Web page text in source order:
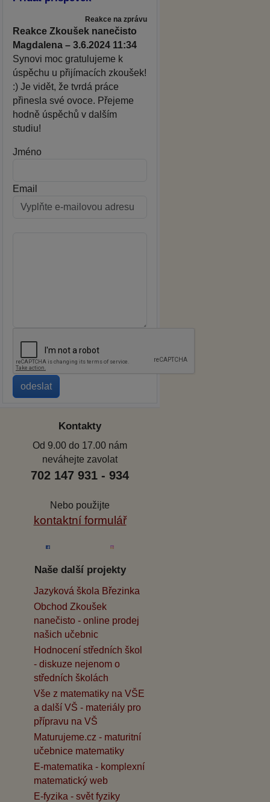
Reakce na zprávu
Reakce Zkoušek nanečisto
Magdalena – 3.6.2024 11:34
Synovi moc gratulujeme k
úspěchu u přijímacích zkoušek!
:) Je vidět, že tvrdá práce
přinesla své ovoce. Přejeme
hodně úspěchů v dalším
studiu!
Jméno
Email
Kontakty
Od 9.00 do 17.00 nám
neváhejte zavolat
702 147 931 - 934
Nebo použijte
kontaktní formulář
Naše další projekty
Jazyková škola Březinka
Obchod Zkoušek
nanečisto - online prodej
našich učebnic
Hodnocení středních škol
- diskuze nejenom o
středních školách
Vše z matematiky na VŠE
a další VŠ - materiály pro
přípravu na VŠ
Maturujeme.cz - maturitní
učebnice matematiky
E-matematika - komplexní
matematický web
E-fyzika - svět fyziky